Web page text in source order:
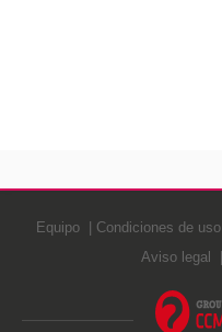
Equipo Condiciones de uso
Aviso legal